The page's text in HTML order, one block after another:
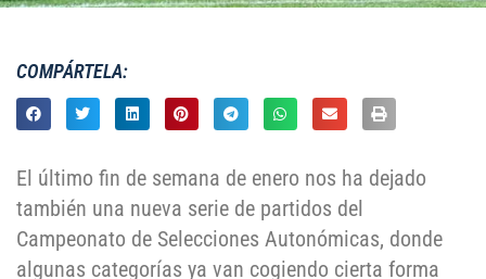
COMPÁRTELA:
El último fin de semana de enero nos ha dejado
también una nueva serie de partidos del
Campeonato de Selecciones Autonómicas, donde
algunas categorías ya van cogiendo cierta forma